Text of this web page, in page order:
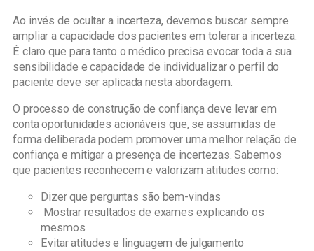
Ao invés de ocultar a incerteza, devemos buscar sempre
ampliar a capacidade dos pacientes em tolerar a incerteza.
É claro que para tanto o médico precisa evocar toda a sua
sensibilidade e capacidade de individualizar o perfil do
paciente deve ser aplicada nesta abordagem.
O processo de construção de confiança deve levar em
conta oportunidades acionáveis que, se assumidas de
forma deliberada podem promover uma melhor relação de
confiança e mitigar a presença de incertezas. Sabemos
que pacientes reconhecem e valorizam atitudes como:
Dizer que perguntas são bem-vindas
Mostrar resultados de exames explicando os
mesmos
Evitar atitudes e linguagem de julgamento